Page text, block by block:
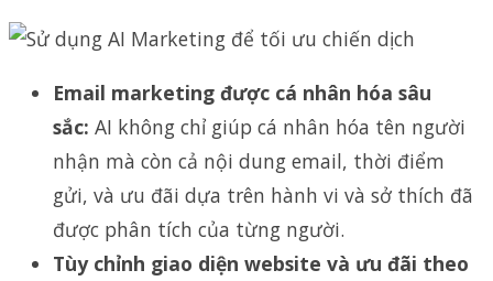
Email marketing được cá nhân hóa sâu
sắc: AI không chỉ giúp cá nhân hóa tên người
nhận mà còn cả nội dung email, thời điểm
gửi, và ưu đãi dựa trên hành vi và sở thích đã
được phân tích của từng người.
Tùy chỉnh giao diện website và ưu đãi theo